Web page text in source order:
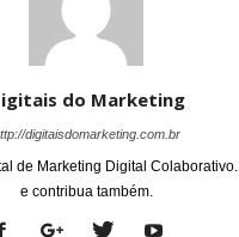
do Marketing
digitaisdomarketing.com.br
de Marketing Digital Colaborativo.
e contribua também.